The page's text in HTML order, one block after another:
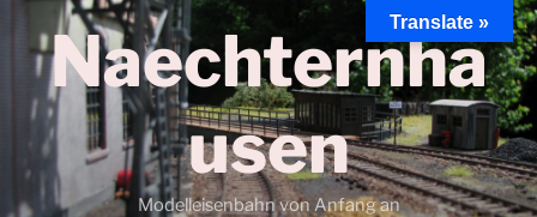
Inhalt
springenNaechternha
usen
Modelleisenbahn von Anfang an
Translate »